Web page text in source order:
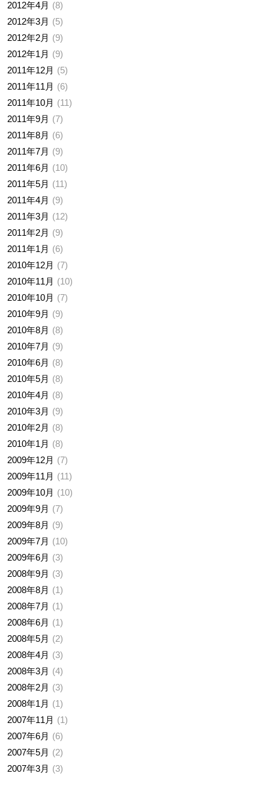
2012年4月
8
2012年3月
5
2012年2月
9
2012年1月
9
2011年12月
5
2011年11月
6
2011年10月
11
2011年9月
7
2011年8月
6
2011年7月
9
2011年6月
10
2011年5月
11
2011年4月
9
2011年3月
12
2011年2月
9
2011年1月
6
2010年12月
7
2010年11月
10
2010年10月
7
2010年9月
9
2010年8月
8
2010年7月
9
2010年6月
8
2010年5月
8
2010年4月
8
2010年3月
9
2010年2月
8
2010年1月
8
2009年12月
7
2009年11月
11
2009年10月
10
2009年9月
7
2009年8月
9
2009年7月
10
2009年6月
3
2008年9月
3
2008年8月
1
2008年7月
1
2008年6月
1
2008年5月
2
2008年4月
3
2008年3月
4
2008年2月
3
2008年1月
1
2007年11月
1
2007年6月
6
2007年5月
2
2007年3月
3